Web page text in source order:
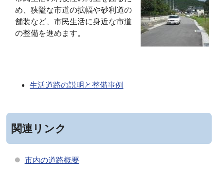
め、狭隘な市道の拡幅や砂利道の
舗装など、市民生活に身近な市道
の整備を進めます。
生活道路の説明と整備事例
関連リンク
市内の道路概要